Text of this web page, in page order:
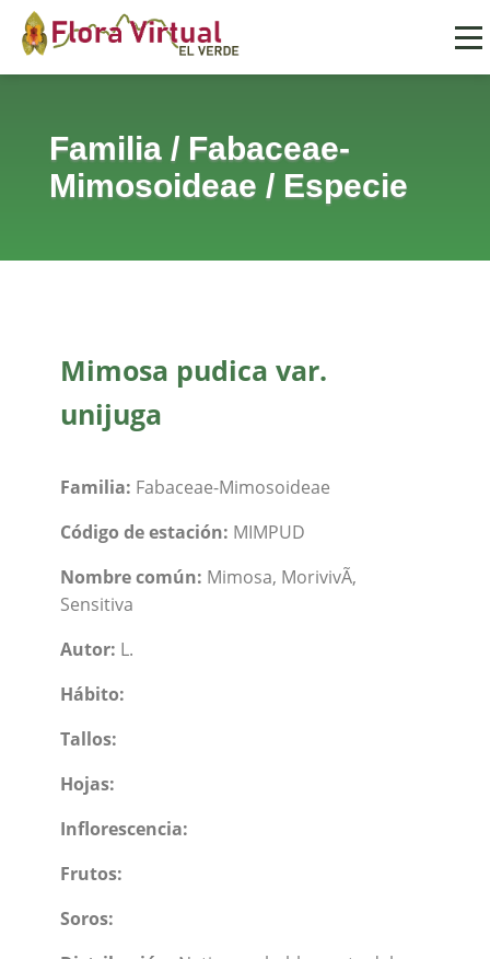
Familia/ Fabaceae-
Mimosoideae / Especie
Mimosa pudica var.
unijuga
Familia: Fabaceae-Mimosoideae
Código de estación: MIMPUD
Nombre común: Mimosa, MorivivÃ­,
Sensitiva
Autor: L.
Hábito:
Tallos:
Hojas:
Inflorescencia:
Frutos:
Soros: